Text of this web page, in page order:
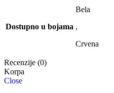
Dostupno u bojama
Bela
,
Crvena
Recenzije (0)
Close